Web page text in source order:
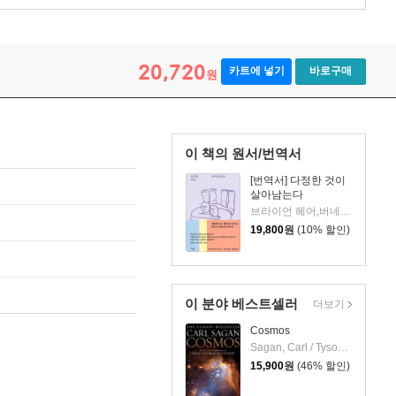
20,720원 카트에 넣기 바로구매
이 책의 원서/번역서
[번역서] 다정한 것이
살아남는다
브라이언 헤어,버네사 우즈 공저/이민아 역/박한선 감수
19,800원 (10% 할인)
이 분야 베스트셀러
Cosmos
Sagan, Carl / Tyson, Neil Degrasse / Druyan, Ann
15,900원 (46% 할인)
더보기